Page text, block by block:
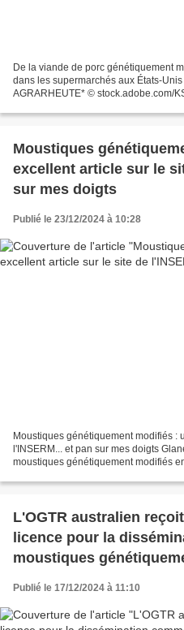
De la viande de porc génétiquement
dans les supermarchés aux États-
AGRARHEUTE* © stock.adobe.com/
Moustiques
excellent article sur le
sur mes doigts
Publié le 23/12/2024 à 10:28
Moustiques génétiquement modifiés :
l'INSERM... et pan sur mes doigts
moustiques génétiquement modifiés
L'OGTR australien
licence pour la
moustiques
Publié le 17/12/2024 à 11:10